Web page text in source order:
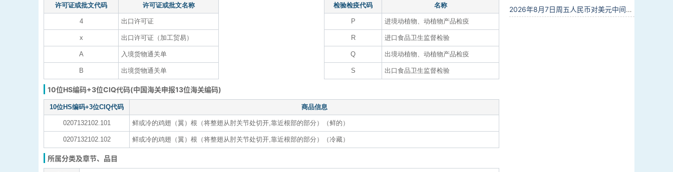
许可证或批文代码 许可证或批文名称
4 出口许可证
x 出口许可证（加工贸易）
A 入境货物通关单
B 出境货物通关单
检验检疫代码 名称
P 进境动植物、动植物产品检疫
R 进口食品卫生监督检验
Q 出境动植物、动植物产品检疫
S 出口食品卫生监督检验
10位HS编码+3位CIQ代码(中国海关申报13位海关编码)
10位HS编码+3位CIQ代码 商品信息
0207132102.101 鲜或冷的鸡翅（翼）根（将整翅从肘关节处切开,靠近根部的部分）（鲜的）
0207132102.102 鲜或冷的鸡翅（翼）根（将整翅从肘关节处切开,靠近根部的部分）（冷藏）
所属分类及章节、品目
2026年8月7日周五人民币对美元中间价报6.7904调贬9个基点